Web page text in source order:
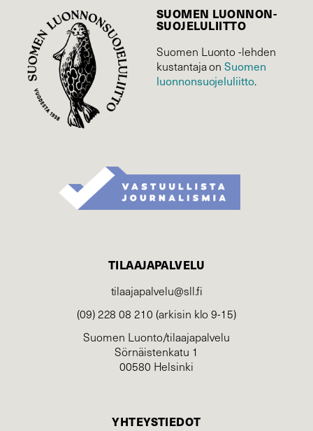
SUOMEN LUONNON­
SUOJELU­LIITTO
Suomen Luonto -lehden
kustantaja onSuomen
luonnonsuojelu­liitto.
TILAAJAPALVELU
tilaajapalvelu@sll.fi
(09) 228 08 210 (arkisin klo 9-15)
Suomen Luonto/tilaajapalvelu
Sörnäistenkatu 1
00580 Helsinki
YHTEYSTIEDOT